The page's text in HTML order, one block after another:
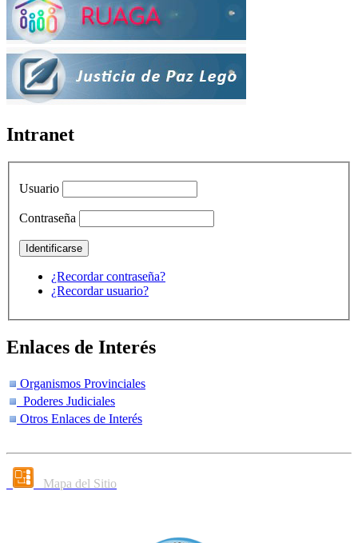
Intranet
Usuario
Contraseña
¿Recordar contraseña?
¿Recordar usuario?
Enlaces de Interés
Organismos Provinciales
Poderes Judiciales
Otros Enlaces de Interés
Mapa del Sitio